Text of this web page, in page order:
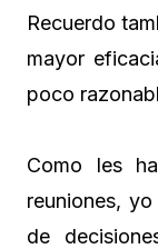
Recuerdo
mayor
poco
Como les
reuniones,
de